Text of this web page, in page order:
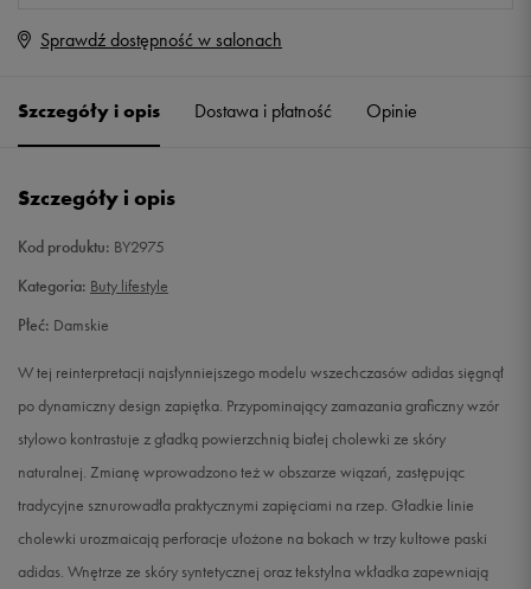
Rozmiary EU
36 2/3
38 2/3 24 cm
40 25 cm Powiadom o dostępności
40 2/3
41 1/3 Powiadom o dostępności
42 26,5 cm Powiadom o dostępności
Sprawdź dostępność w salonach
Szczegóły i opis Dostawa i płatność Opinie
Szczegóły i opis
Kod produktu: BY2975
Kategoria: Buty lifestyle
Płeć: Damskie
W tej reinterpretacji najsłynniejszego modelu wszechczasów adidas sięgnął
po dynamiczny design zapiętka. Przypominający zamazania graficzny wzór
stylowo kontrastuje z gładką powierzchnią białej cholewki ze skóry
naturalnej. Zmianę wprowadzono też w obszarze wiązań, zastępując
tradycyjne sznurowadła praktycznymi zapięciami na rzep. Gładkie linie
cholewki urozmaicają perforacje ułożone na bokach w trzy kultowe paski
adidas. Wnętrze ze skóry syntetycznej oraz tekstylna wkładka zapewniają